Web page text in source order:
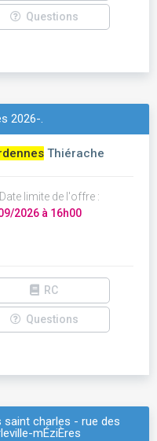
Questions
2026-.
Thiérache
Date limite de l'offre :
2026 à 16h00
RC
Questions
charles - rue des
mÉziÈres